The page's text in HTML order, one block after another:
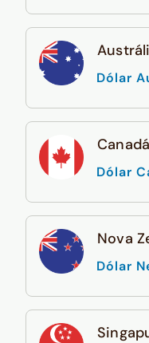
Dólar
Canadá
Dólar
Nova
Dólar